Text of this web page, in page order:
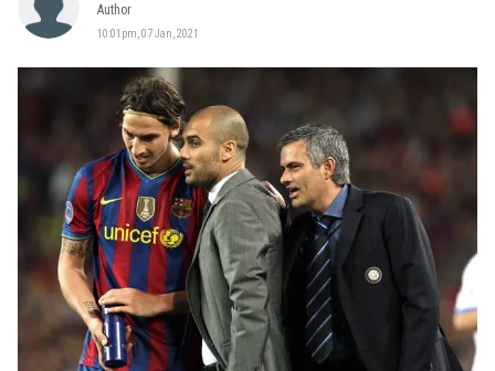
Author
10:01pm, 07 Jan, 2021